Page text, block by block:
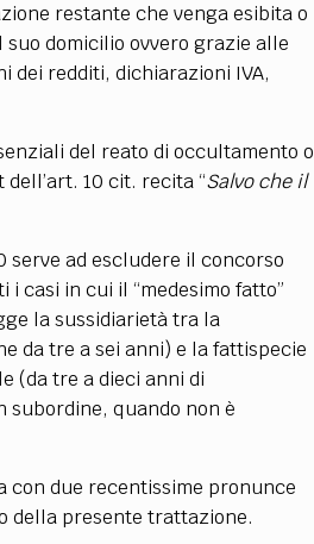
restante che venga esibita o
domicilio ovvero grazie alle
dei redditi, dichiarazioni IVA,
del reato di occultamento o
10 cit. recita “Salvo che il
serve ad escludere il concorso
casi in cui il “medesimo fatto”
la sussidiarietà tra la
da tre a sei anni) e la fattispecie
(da tre a dieci anni di
quando non è
con due recentissime pronunce
della presente trattazione.